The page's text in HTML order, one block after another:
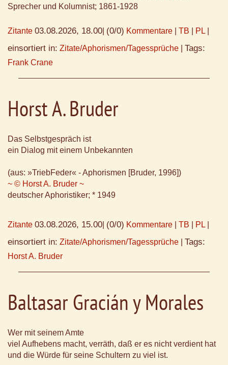
Sprecher und Kolumnist; 1861-1928
Zitante 03.08.2026, 18.00 (0/0) Kommentare TB PL
einsortiert in: Zitate/Aphorismen/Tagessprüche Tags:
Frank Crane
Horst A. Bruder
Das Selbstgespräch ist
ein Dialog mit einem Unbekannten
(aus: »TriebFeder« - Aphorismen [Bruder, 1996])
~ © Horst A. Bruder ~
deutscher Aphoristiker; * 1949
Zitante 03.08.2026, 15.00 (0/0) Kommentare TB PL
einsortiert in: Zitate/Aphorismen/Tagessprüche Tags:
Horst A. Bruder
Baltasar Gracián y Morales
Wer mit seinem Amte
viel Aufhebens macht, verräth, daß er es nicht verdient hat
und die Würde für seine Schultern zu viel ist.